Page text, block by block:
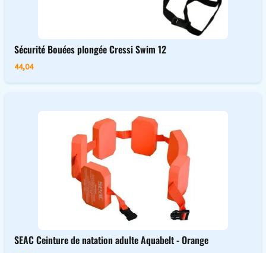
Sécurité Bouées plongée Cressi Swim 12
44,04
SEAC Ceinture de natation adulte Aquabelt - Orange